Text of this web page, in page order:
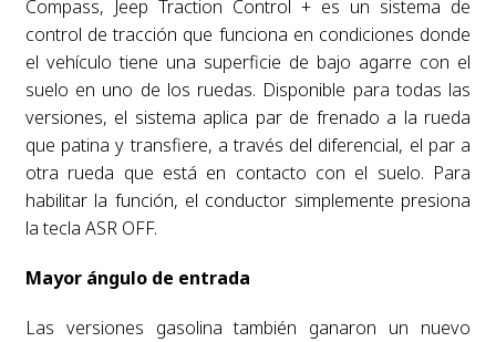
Compass, Jeep Traction Control + es un sistema de
control de tracción que funciona en condiciones donde
el vehículo tiene una superficie de bajo agarre con el
suelo en uno de los ruedas. Disponible para todas las
versiones, el sistema aplica par de frenado a la rueda
que patina y transfiere, a través del diferencial, el par a
otra rueda que está en contacto con el suelo. Para
habilitar la función, el conductor simplemente presiona
la tecla ASR OFF.
Mayor ángulo de entrada
Las versiones gasolina también ganaron un nuevo